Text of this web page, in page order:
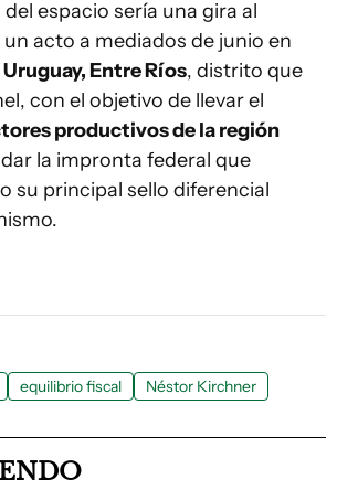
espacio sería una gira al
acto a mediados de junio en
Entre Ríos, distrito que
con el objetivo de llevar el
productivos de la región
la impronta federal que
su principal sello diferencial
equilibrio fiscal Néstor Kirchner